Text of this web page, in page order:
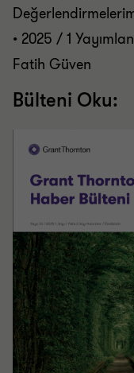
• 2025 / 1
Fatih Güven
Bülteni Oku: